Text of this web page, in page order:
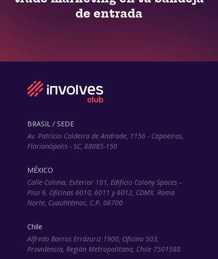
de entrada
BRASIL / SEDE
Av. Patrício Caldeira de Andrade, 1156 - Capoeiras,
Florianópolis - SC, 88085-150
MÉXICO
Calle Colima, Exterior 161, Edificio Colony Spaces –
Piso 6, Oficinas 6010, 6011 y 6012, CDMX. Roma
Norte, Cuauhtémoc, C.P. 06700
Chile
Alfredo Barros Errázuriz 1900, Oficina 503,
Providencia, Región Metropolitana, Chile 7501588